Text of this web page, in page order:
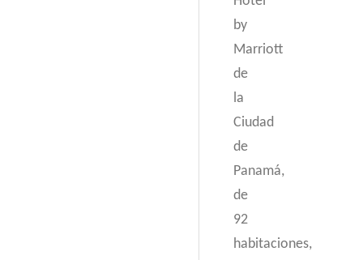
by
Marriott
de
la
Ciudad
de
Panamá,
de
92
habitaciones,